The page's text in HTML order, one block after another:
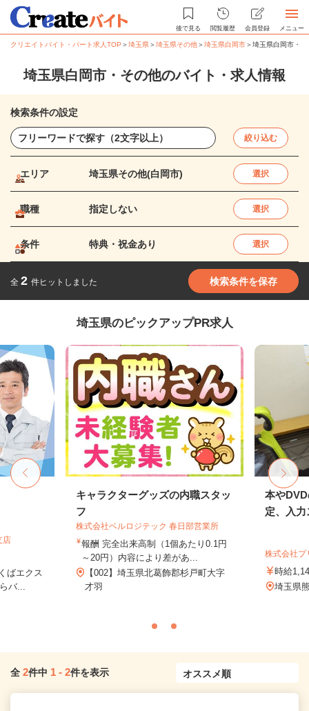
後で見る 閲覧履歴 会員登録 メニュー
クリエイトバイト・パート求人TOP ＞埼玉県＞埼玉県その他＞埼玉県白岡市＞埼玉県白岡市・
埼玉県白岡市・その他のバイト・求人情報
検索条件の設定
絞り込む
エリア 埼玉県その他(白岡市) 選択
職種 指定しない 選択
条件 特典・祝金あり 選択
全 2 件ヒットしました 検索条件を保存
埼玉県のピックアップPR求人
店
ばエクス
バ...
キャラクターグッズの内職スタッ
フ
株式会社ベルロジテック 春日部営業所
報酬 完全出来高制（1個あたり0.1円
～20円）内容により差があ...
【002】埼玉県北葛飾郡杉戸町大字
才羽
本や
定、入
株式会社
時給
埼玉県
全 2件中 1 - 2件を表示